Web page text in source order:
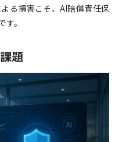
る損害こそ、AI賠償責任保
。
題